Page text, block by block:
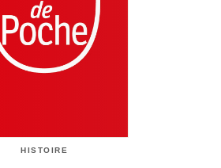
HISTOIRE